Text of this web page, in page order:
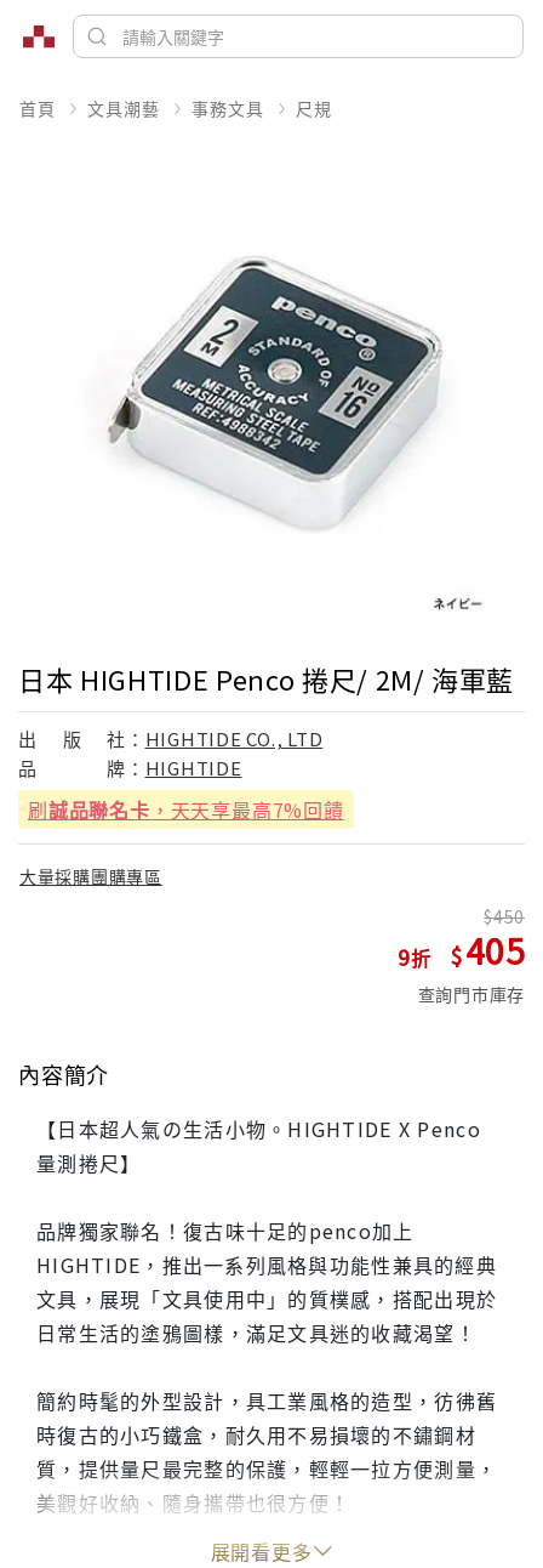
首頁 文具潮藝 事務文具 尺規
日本 HIGHTIDE Penco 捲尺/ 2M/ 海軍藍
出 版 社： HIGHTIDE CO., LTD
品
牌： HIGHTIDE
刷誠品聯名卡 ，天天享最高7%回饋
大量採購團購專區
9
450
405
查詢門市庫存
內容簡介
【日本超人氣の生活小物。HIGHTIDE X Penco
量測捲尺】
品牌獨家聯名！復古味十足的penco加上
HIGHTIDE，推出一系列風格與功能性兼具的經典
文具，展現「文具使用中」的質樸感，搭配出現於
日常生活的塗鴉圖樣，滿足文具迷的收藏渴望！
簡約時髦的外型設計，具工業風格的造型，彷彿舊
時復古的小巧鐵盒，耐久用不易損壞的不鏽鋼材
質，提供量尺最完整的保護，輕輕一拉方便測量，
美觀好收納、隨身攜帶也很方便！
．提供黑、米白、綠、紅、深藍等多樣化色選。
展開看更多